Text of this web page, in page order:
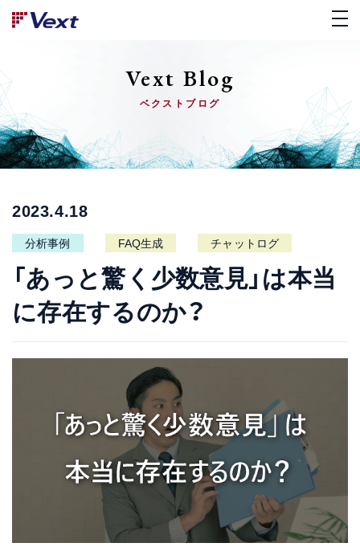
Vext Blog
ベクストブログ
2023.4.18
分析事例 FAQ生成 チャットログ
「あっと驚く少数意見」は本当
に存在するのか？